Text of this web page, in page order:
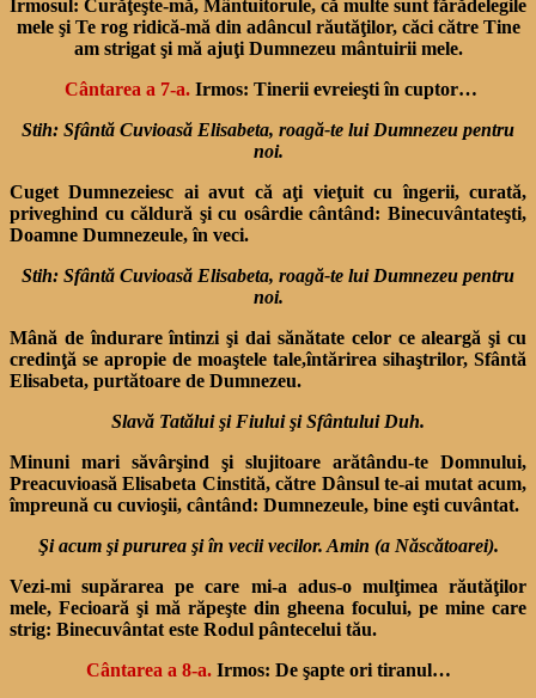
Irmosul: Curăţeşte-mă, Mântuitorule, că multe sunt fărădelegile
mele şi Te rog ridică-mă din adâncul răutăţilor, căci către Tine
am strigat şi mă ajuţi Dumnezeu mântuirii mele.
Cântarea a 7-a.Irmos: Tinerii evreieşti în cuptor…
Stih: Sfântă Cuvioasă Elisabeta, roagă-te lui Dumnezeu pentru
noi.
Cuget Dumnezeiesc ai avut că aţi vieţuit cu îngerii, curată,
priveghind cu căldură şi cu osârdie cântând: Binecuvântateşti,
Doamne Dumnezeule, în veci.
Stih: Sfântă Cuvioasă Elisabeta, roagă-te lui Dumnezeu pentru
noi.
Mână de îndurare întinzi şi dai sănătate celor ce aleargă şi cu
credinţă se apropie de moaştele tale,întărirea sihaştrilor, Sfântă
Elisabeta, purtătoare de Dumnezeu.
Slavă Tatălui şi Fiului şi Sfântului Duh.
Minuni mari săvârşind şi slujitoare arătându-te Domnului,
Preacuvioasă Elisabeta Cinstită, către Dânsul te-ai mutat acum,
împreună cu cuvioşii, cântând: Dumnezeule, bine eşti cuvântat.
Şi acum şi pururea şi în vecii vecilor. Amin (a Născătoarei).
Vezi-mi supărarea pe care mi-a adus-o mulţimea răutăţilor
mele, Fecioară şi mă răpeşte din gheena focului, pe mine care
strig: Binecuvântat este Rodul pântecelui tău.
Cântarea a 8-a.Irmos: De şapte ori tiranul…